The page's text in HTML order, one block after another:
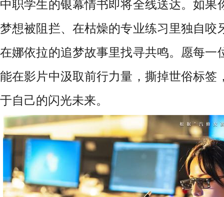
中职学生的银幕情书即将全线送达。如果
梦想被阻拦、在枯燥的专业练习里独自咬
在娜依拉的追梦故事里找寻共鸣。愿每一
能在影片中汲取前行力量，撕掉世俗标签
于自己的闪光未来。